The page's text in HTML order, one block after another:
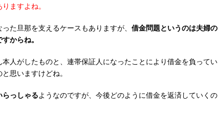
ますよね。
た旦那を支えるケースもありますが、 借金問題というのは夫婦の
からね。
人がしたものと、連帯保証人になったことにより借金を負ってい
思いますけどね。
っしゃるようなのですが、今後どのように借金を返済していくの